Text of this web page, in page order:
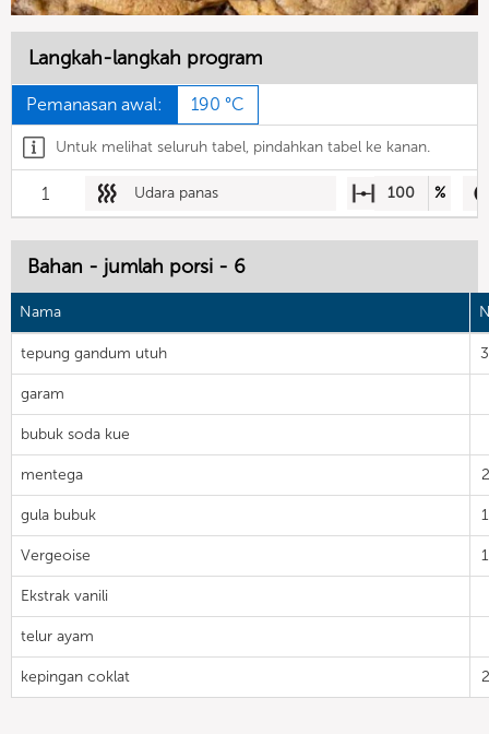
Langkah-langkah program
Pemanasan awal: 190 °C
Untuk melihat seluruh tabel, pindahkan tabel ke kanan.
1 Udara panas 100 %
Bahan - jumlah porsi - 6
Nama
tepung gandum utuh
garam
bubuk soda kue
mentega
gula bubuk
Vergeoise
Ekstrak vanili
telur ayam
kepingan coklat